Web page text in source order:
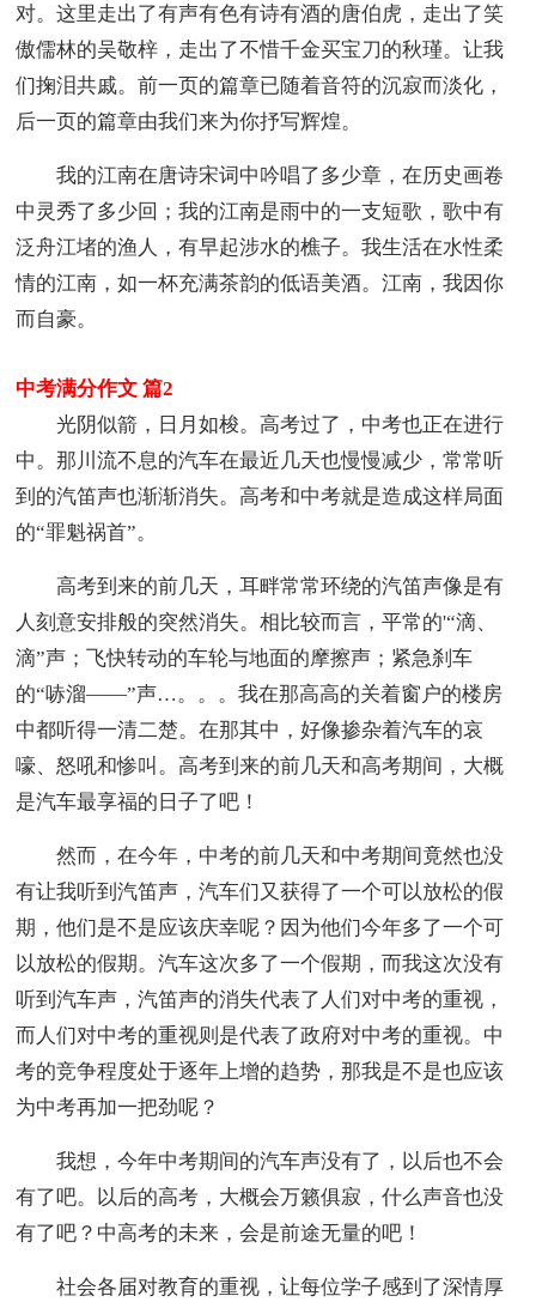
对。这里走出了有声有色有诗有酒的唐伯虎，走出了笑
傲儒林的吴敬梓，走出了不惜千金买宝刀的秋瑾。让我
们掬泪共戚。前一页的篇章已随着音符的沉寂而淡化，
后一页的篇章由我们来为你抒写辉煌。
我的江南在唐诗宋词中吟唱了多少章，在历史画卷
中灵秀了多少回；我的江南是雨中的一支短歌，歌中有
泛舟江堵的渔人，有早起涉水的樵子。我生活在水性柔
情的江南，如一杯充满茶韵的低语美酒。江南，我因你
而自豪。
中考满分作文 篇2
光阴似箭，日月如梭。高考过了，中考也正在进行
中。那川流不息的汽车在最近几天也慢慢减少，常常听
到的汽笛声也渐渐消失。高考和中考就是造成这样局面
的“罪魁祸首”。
高考到来的前几天，耳畔常常环绕的汽笛声像是有
人刻意安排般的突然消失。相比较而言，平常的'“滴、
滴”声；飞快转动的车轮与地面的摩擦声；紧急刹车
的“哧溜——”声…。。。我在那高高的关着窗户的楼房
中都听得一清二楚。在那其中，好像掺杂着汽车的哀
嚎、怒吼和惨叫。高考到来的前几天和高考期间，大概
是汽车最享福的日子了吧！
然而，在今年，中考的前几天和中考期间竟然也没
有让我听到汽笛声，汽车们又获得了一个可以放松的假
期，他们是不是应该庆幸呢？因为他们今年多了一个可
以放松的假期。汽车这次多了一个假期，而我这次没有
听到汽车声，汽笛声的消失代表了人们对中考的重视，
而人们对中考的重视则是代表了政府对中考的重视。中
考的竞争程度处于逐年上增的趋势，那我是不是也应该
为中考再加一把劲呢？
我想，今年中考期间的汽车声没有了，以后也不会
有了吧。以后的高考，大概会万籁俱寂，什么声音也没
有了吧？中高考的未来，会是前途无量的吧！
社会各届对教育的重视，让每位学子感到了深情厚